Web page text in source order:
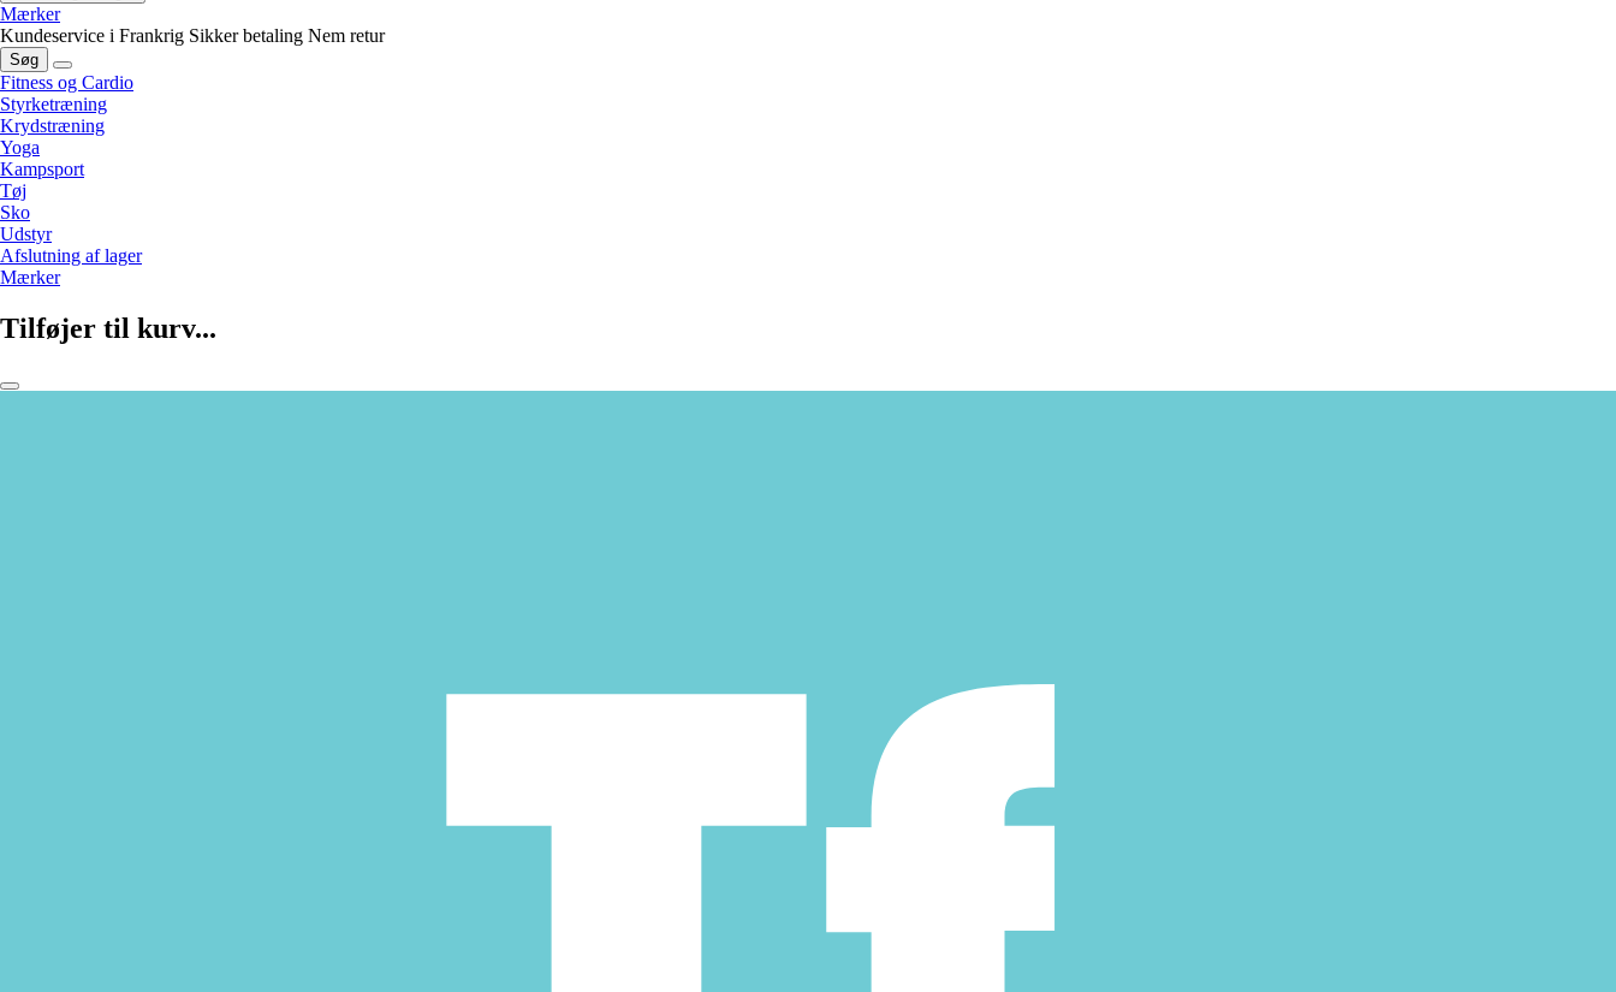
Mærker
Kundeservice i Frankrig Sikker betaling Nem retur
Søg
Fitness og Cardio
Styrketræning
Krydstræning
Yoga
Kampsport
Tøj
Sko
Udstyr
Afslutning af lager
Mærker
Tilføjer til kurv...